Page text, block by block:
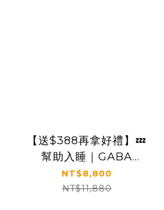
【送$388再拿好禮】💤
幫助入睡｜GABA
PLUS+｜✅正品保證｜
【太陽星】全效克菲爾
NT$8,800
NT$11,880